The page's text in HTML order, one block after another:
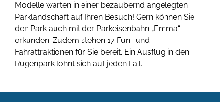
Modelle warten in einer bezaubernd angelegten
Parklandschaft auf Ihren Besuch! Gern können Sie
den Park auch mit der Parkeisenbahn „Emma“
erkunden. Zudem stehen 17 Fun- und
Fahrattraktionen für Sie bereit. Ein Ausflug in den
Rügenpark lohnt sich auf jeden Fall.